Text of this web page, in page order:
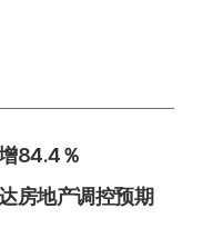
84.4％
房地产调控预期